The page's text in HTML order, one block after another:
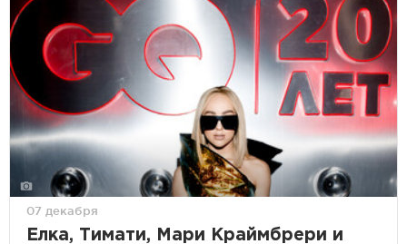
07 декабря
Елка, Тимати, Мари Краймбрери и